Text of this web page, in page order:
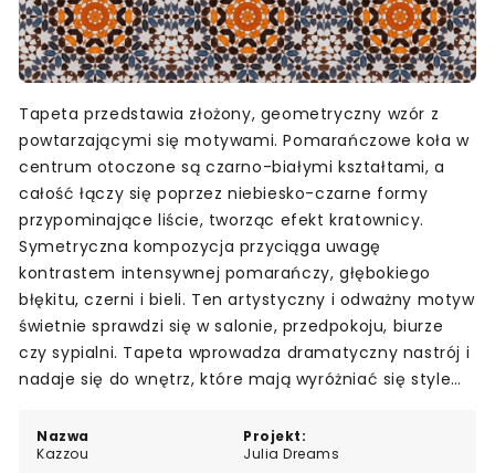
Nazwa
Kazzou
Projekt:
Julia Dreams
Tapeta przedstawia złożony, geometryczny wzór z
powtarzającymi się motywami. Pomarańczowe koła w
centrum otoczone są czarno-białymi kształtami, a
całość łączy się poprzez niebiesko-czarne formy
przypominające liście, tworząc efekt kratownicy.
Symetryczna kompozycja przyciąga uwagę
kontrastem intensywnej pomarańczy, głębokiego
błękitu, czerni i bieli. Ten artystyczny i odważny motyw
świetnie sprawdzi się w salonie, przedpokoju, biurze
czy sypialni. Tapeta wprowadza dramatyczny nastrój i
nadaje się do wnętrz, które mają wyróżniać się stylem